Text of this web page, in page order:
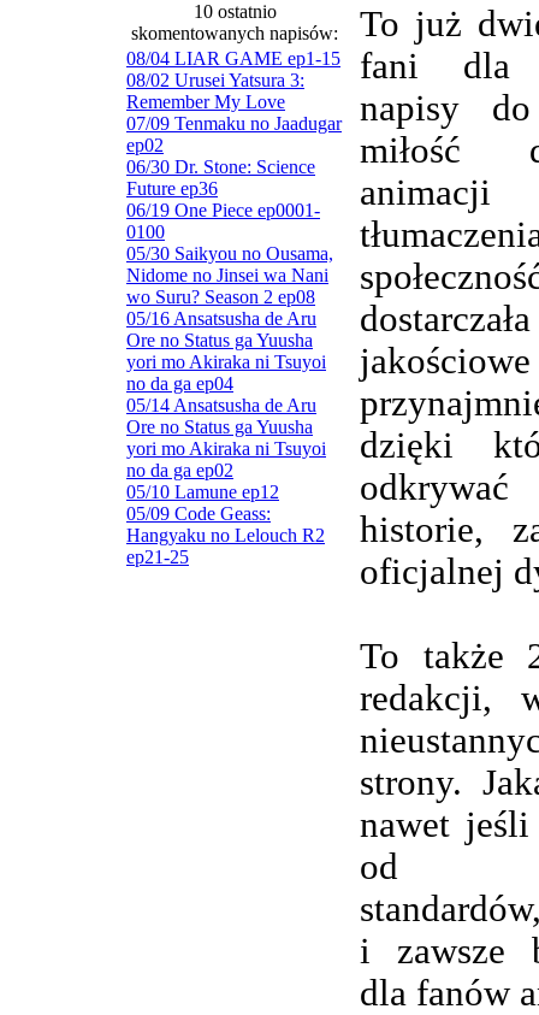
10 ostatnio
skomentowanych napisów:
08/04 LIAR GAME ep1-15
08/02 Urusei Yatsura 3:
Remember My Love
07/09 Tenmaku no Jaadugar
ep02
06/30 Dr. Stone: Science
Future ep36
06/19 One Piece ep0001-
0100
05/30 Saikyou no Ousama,
Nidome no Jinsei wa Nani
wo Suru? Season 2 ep08
05/16 Ansatsusha de Aru
Ore no Status ga Yuusha
yori mo Akiraka ni Tsuyoi
no da ga ep04
05/14 Ansatsusha de Aru
Ore no Status ga Yuusha
yori mo Akiraka ni Tsuyoi
no da ga ep02
05/10 Lamune ep12
05/09 Code Geass:
Hangyaku no Lelouch R2
ep21-25
To już
fani dla
napisy
miłość
dzięki
historie,
oficjalnej
To także
redakcji,
strony.
nawet
od
i zawsze
dla fanów